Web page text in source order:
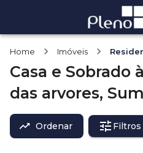
Home Imóveis
Casa e Sobrado
das arvores,
Ordenar Filtros